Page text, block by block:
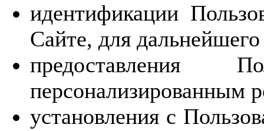
идентификации
Сайте, для дальнейшего
предоставления
персонализированным
установления с